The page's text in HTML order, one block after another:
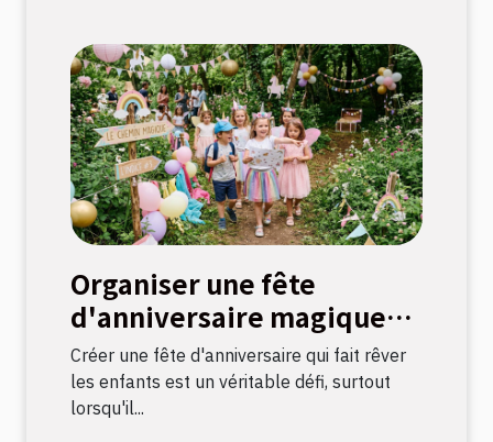
Organiser une fête
d'anniversaire magique
avec une chasse au trésor
sur le thème licorne
Créer une fête d'anniversaire qui fait rêver
les enfants est un véritable défi, surtout
lorsqu'il...